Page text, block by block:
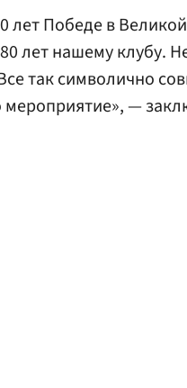
лет Победе в
лет нашему клубу.
так символично
мероприятие», —